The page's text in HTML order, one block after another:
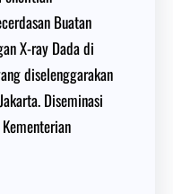
Buatan
X-ray Dada di
diselenggarakan
Diseminasi